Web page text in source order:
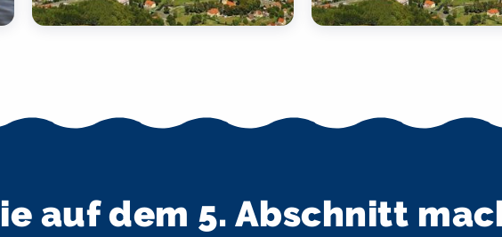
auf dem 5. Abschnitt